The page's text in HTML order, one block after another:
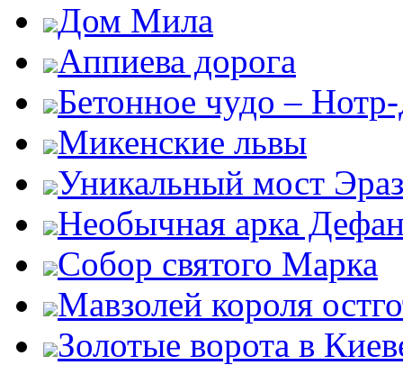
Дом Мила
Аппиева дорога
Бетонное чудо –
Микенские львы
Уникальный мост
Необычная арка
Собор святого Марка
Мавзолей короля
Золотые ворота в